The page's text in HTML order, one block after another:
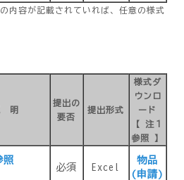
容が記載されていれば、任意の様式
明
提出の
要否
提出形式
様式ダ
ウンロ
ード
【 注１
参照 】
照
必須 Excel
物品
(申請)